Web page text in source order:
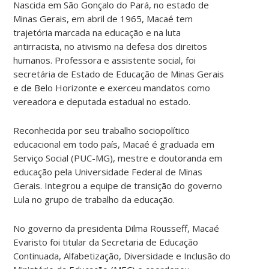
Nascida em São Gonçalo do Pará, no estado de
Minas Gerais, em abril de 1965, Macaé tem
trajetória marcada na educação e na luta
antirracista, no ativismo na defesa dos direitos
humanos. Professora e assistente social, foi
secretária de Estado de Educação de Minas Gerais
e de Belo Horizonte e exerceu mandatos como
vereadora e deputada estadual no estado.
Reconhecida por seu trabalho sociopolítico
educacional em todo país, Macaé é graduada em
Serviço Social (PUC-MG), mestre e doutoranda em
educação pela Universidade Federal de Minas
Gerais. Integrou a equipe de transição do governo
Lula no grupo de trabalho da educação.
No governo da presidenta Dilma Rousseff, Macaé
Evaristo foi titular da Secretaria de Educação
Continuada, Alfabetização, Diversidade e Inclusão do